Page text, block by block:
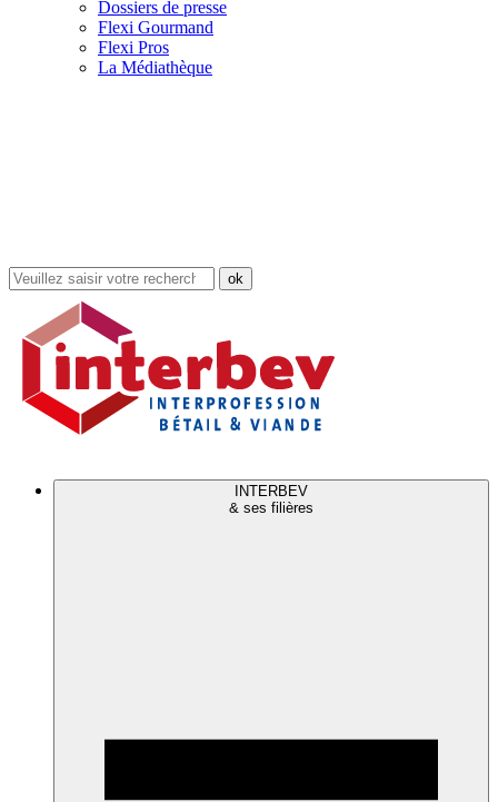
Dossiers de presse
Flexi Gourmand
Flexi Pros
La Médiathèque
Rechercher
dans
site
INTERBEV
& ses filières